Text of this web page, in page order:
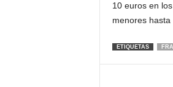
10 euros en
menores hasta
ETIQUETAS